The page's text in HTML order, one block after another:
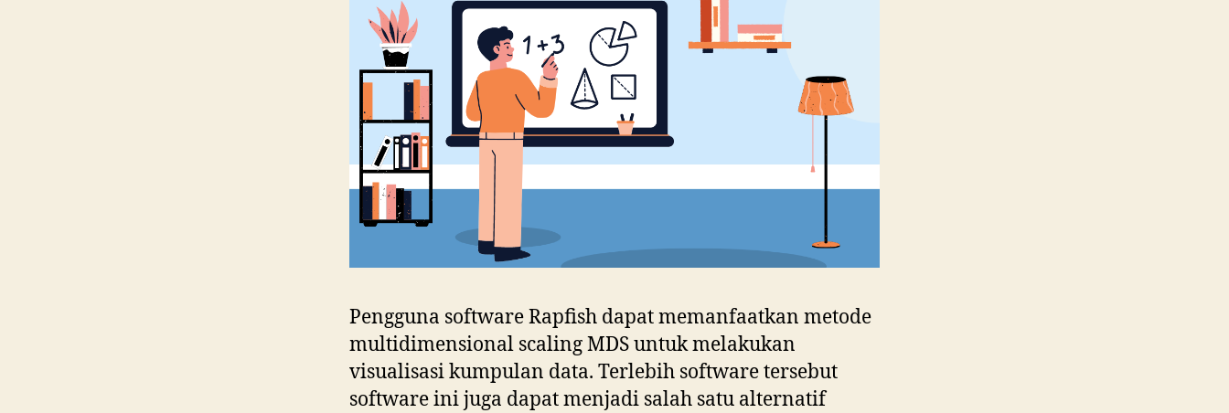
Pengguna software Rapfish dapat memanfaatkan metode
multidimensional scaling MDS untuk melakukan
visualisasi kumpulan data. Terlebih software tersebut
software ini juga dapat menjadi salah satu alternatif